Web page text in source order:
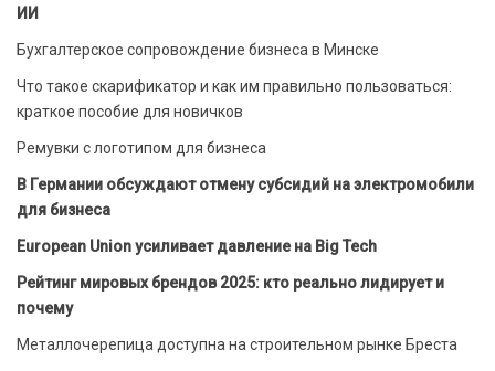
ИИ
Бухгалтерское сопровождение бизнеса в Минске
Что такое скарификатор и как им правильно пользоваться:
краткое пособие для новичков
Ремувки с логотипом для бизнеса
В Германии обсуждают отмену субсидий на электромобили
для бизнеса
European Union усиливает давление на Big Tech
Рейтинг мировых брендов 2025: кто реально лидирует и
почему
Металлочерепица доступна на строительном рынке Бреста